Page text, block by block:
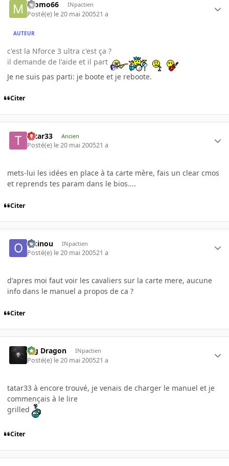
momo66 INpactien
Posté(e) le 20 mai 200521 a
AUTEUR
c'est la Nforce 3 ultra c'est ça ?
il demande de l'aide et il part
Je ne suis pas parti: je boote et je reboote.
Citer
tatar33 Ancien
Posté(e) le 20 mai 200521 a
mets-lui les idées en place à ta carte mère, fais un clear cmos
et reprends tes param dans le bios....
Citer
Okinou INpactien
Posté(e) le 20 mai 200521 a
d'apres moi faut voir les cavaliers sur la carte mere, aucune
info dans le manuel a propos de ca ?
Citer
Big Dragon INpactien
Posté(e) le 20 mai 200521 a
tatar33 à encore trouvé, je venais de charger le manuel et je
commençais à le lire
grilled
Citer